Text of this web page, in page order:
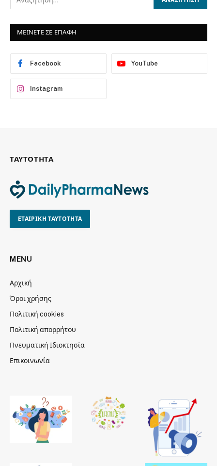
ΜΕΙΝΕΤΕ ΣΕ ΕΠΑΦΗ
Facebook YouTube
Instagram
ΤΑΥΤΟΤΗΤΑ
ΕΤΑΙΡΙΚΗ ΤΑΥΤΟΤΗΤΑ
MENU
Αρχική
Όροι χρήσης
Πολιτική cookies
Πολιτική απορρήτου
Πνευματική Ιδιοκτησία
Επικοινωνία